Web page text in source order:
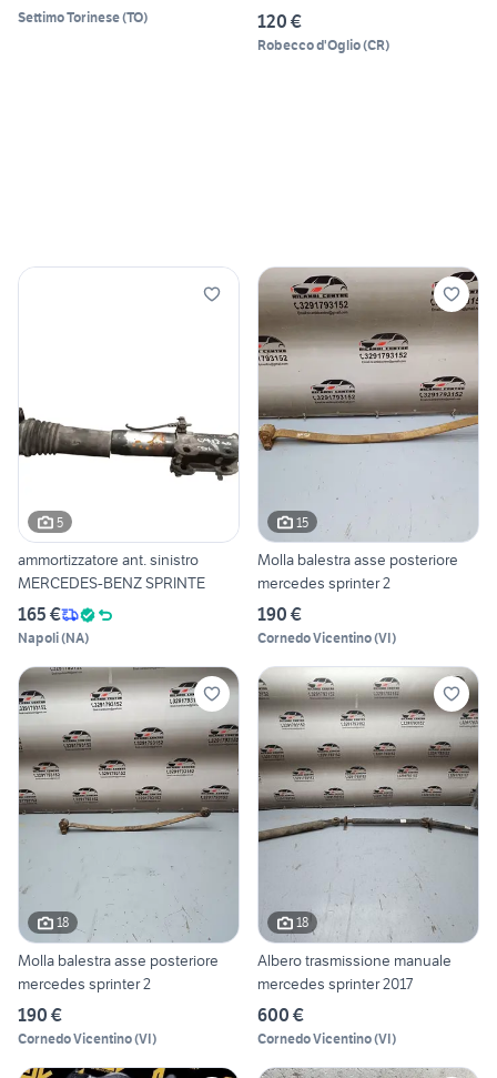
Settimo Torinese(TO) 120 €
Robecco d'Oglio(CR)
5
ammortizzatore ant. sinistro
MERCEDES-BENZ SPRINTE
165 €
Napoli(NA)
15
Molla balestra asse posteriore
mercedes sprinter 2
190 €
Cornedo Vicentino(VI)
18
Molla balestra asse posteriore
mercedes sprinter 2
190 €
Cornedo Vicentino(VI)
18
Albero trasmissione manuale
mercedes sprinter 2017
600 €
Cornedo Vicentino(VI)